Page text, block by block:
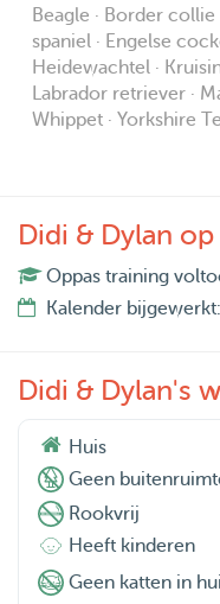
Beagle · Border
spaniel · Engelse
Heidewachtel ·
Labrador retriever ·
Whippet · Yorkshire
Didi & Dylan
Oppas training
Kalender bijgewerkt:
Didi & Dylan's
Huis
Geen
Rookvrij
Heeft kinderen
Geen katten in